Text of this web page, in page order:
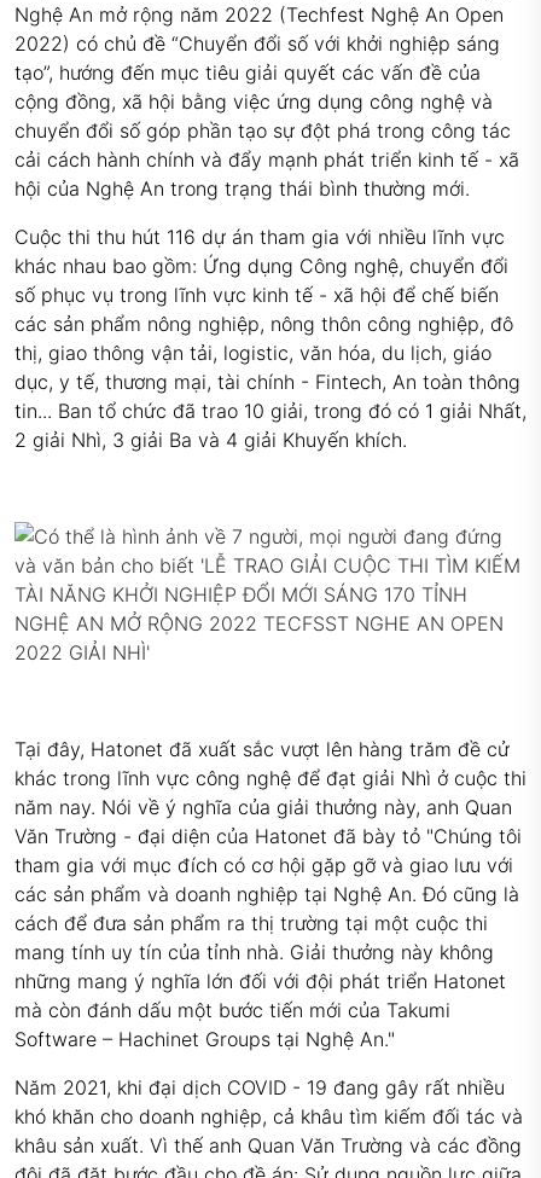
Nghệ An mở rộng năm 2022 (Techfest Nghệ An Open
2022) có chủ đề “Chuyển đổi số với khởi nghiệp sáng
tạo”, hướng đến mục tiêu giải quyết các vấn đề của
cộng đồng, xã hội bằng việc ứng dụng công nghệ và
chuyển đổi số góp phần tạo sự đột phá trong công tác
cải cách hành chính và đẩy mạnh phát triển kinh tế - xã
hội của Nghệ An trong trạng thái bình thường mới.
Cuộc thi thu hút 116 dự án tham gia với nhiều lĩnh vực
khác nhau bao gồm: Ứng dụng Công nghệ, chuyển đổi
số phục vụ trong lĩnh vực kinh tế - xã hội để chế biến
các sản phẩm nông nghiệp, nông thôn công nghiệp, đô
thị, giao thông vận tải, logistic, văn hóa, du lịch, giáo
dục, y tế, thương mại, tài chính - Fintech, An toàn thông
tin... Ban tổ chức đã trao 10 giải, trong đó có 1 giải Nhất,
2 giải Nhì, 3 giải Ba và 4 giải Khuyến khích.
Tại đây, Hatonet đã xuất sắc vượt lên hàng trăm đề cử
khác trong lĩnh vực công nghệ để đạt giải Nhì ở cuộc thi
năm nay. Nói về ý nghĩa của giải thưởng này, anh Quan
Văn Trường - đại diện của Hatonet đã bày tỏ "Chúng tôi
tham gia với mục đích có cơ hội gặp gỡ và giao lưu với
các sản phẩm và doanh nghiệp tại Nghệ An. Đó cũng là
cách để đưa sản phẩm ra thị trường tại một cuộc thi
mang tính uy tín của tỉnh nhà. Giải thưởng này không
những mang ý nghĩa lớn đối với đội phát triển Hatonet
mà còn đánh dấu một bước tiến mới của Takumi
Software – Hachinet Groups tại Nghệ An."
Năm 2021, khi đại dịch COVID - 19 đang gây rất nhiều
khó khăn cho doanh nghiệp, cả khâu tìm kiếm đối tác và
khâu sản xuất. Vì thế anh Quan Văn Trường và các đồng